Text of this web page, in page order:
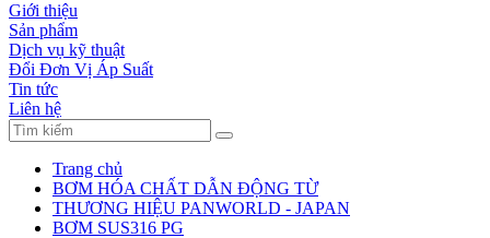
Giới thiệu
Sản phẩm
Dịch vụ kỹ thuật
Đổi Đơn Vị Áp Suất
Tin tức
Liên hệ
Trang chủ
BƠM HÓA CHẤT DẪN ĐỘNG TỪ
THƯƠNG HIỆU PANWORLD - JAPAN
BƠM SUS316 PG